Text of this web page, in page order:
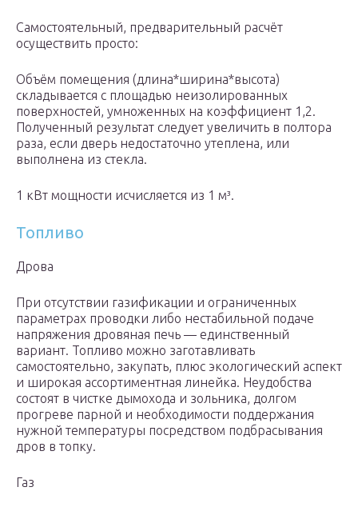
Самостоятельный, предварительный расчёт
осуществить просто:
Объём помещения (длина*ширина*высота)
складывается с площадью неизолированных
поверхностей, умноженных на коэффициент 1,2.
Полученный результат следует увеличить в полтора
раза, если дверь недостаточно утеплена, или
выполнена из стекла.
1 кВт мощности исчисляется из 1 м³.
Топливо
Дрова
При отсутствии газификации и ограниченных
параметрах проводки либо нестабильной подаче
напряжения дровяная печь — единственный
вариант. Топливо можно заготавливать
самостоятельно, закупать, плюс экологический аспект
и широкая ассортиментная линейка. Неудобства
состоят в чистке дымохода и зольника, долгом
прогреве парной и необходимости поддержания
нужной температуры посредством подбрасывания
дров в топку.
Газ